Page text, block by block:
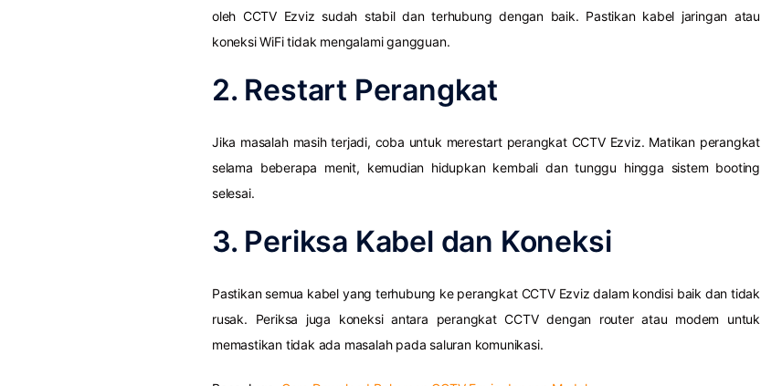
oleh CCTV Ezviz sudah stabil dan terhubung dengan baik. Pastikan kabel jaringan atau
koneksi WiFi tidak mengalami gangguan.
2. Restart Perangkat
Jika masalah masih terjadi, coba untuk merestart perangkat CCTV Ezviz. Matikan perangkat
selama beberapa menit, kemudian hidupkan kembali dan tunggu hingga sistem booting
selesai.
3. Periksa Kabel dan Koneksi
Pastikan semua kabel yang terhubung ke perangkat CCTV Ezviz dalam kondisi baik dan tidak
rusak. Periksa juga koneksi antara perangkat CCTV dengan router atau modem untuk
memastikan tidak ada masalah pada saluran komunikasi.